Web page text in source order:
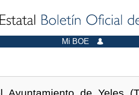
Mi BOE
de Yeles